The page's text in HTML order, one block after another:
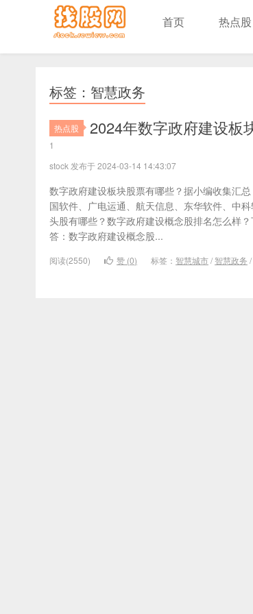
首页 热点股
标签：智慧政务
热点股 2024年数字政府建设板
1
stock 发布于 2024-03-14 14:43:07
数字政府建设板块股票有哪些？据小编收集汇
国软件、广电运通、航天信息、东华软件、中
头股有哪些？数字政府建设概念股排名怎么样
答：数字政府建设概念股...
阅读(2550) 赞 (0) 标签： 智慧城市/ 智慧政务 /